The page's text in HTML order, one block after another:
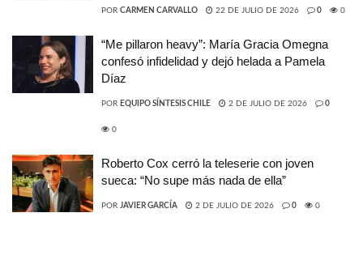
POR CARMEN CARVALLO 22 DE JULIO DE 2026 0 0
“Me pillaron heavy”: María Gracia Omegna
confesó infidelidad y dejó helada a Pamela
Díaz
POR EQUIPO SÍNTESIS CHILE 2 DE JULIO DE 2026 0
0
Roberto Cox cerró la teleserie con joven
sueca: “No supe más nada de ella”
POR JAVIER GARCÍA 2 DE JULIO DE 2026 0 0